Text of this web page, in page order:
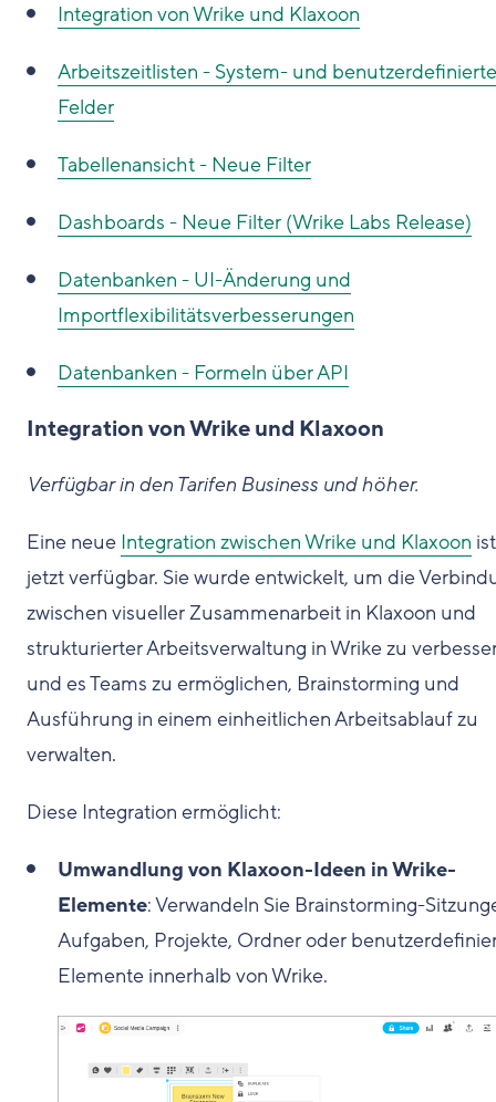
Integration von Wrike und Klaxoon
Arbeitszeitlisten - System- und benutzerdefinierte
Felder
Tabellenansicht - Neue Filter
Dashboards - Neue Filter (Wrike Labs Release)
Datenbanken - UI-Änderung und
Importflexibilitätsverbesserungen
Datenbanken - Formeln über API
Integration von Wrike und Klaxoon
Verfügbar in den Tarifen Business und höher.
Eine neue Integration zwischen Wrike und Klaxoon ist
jetzt verfügbar. Sie wurde entwickelt, um die
zwischen visueller Zusammenarbeit in Klaxoon und
strukturierter Arbeitsverwaltung in Wrike zu
und es Teams zu ermöglichen, Brainstorming und
Ausführung in einem einheitlichen Arbeitsablauf zu
verwalten.
Diese Integration ermöglicht:
Umwandlung von Klaxoon-Ideen in Wrike-
Elemente: Verwandeln Sie Brainstorming-
Aufgaben, Projekte, Ordner oder
Elemente innerhalb von Wrike.